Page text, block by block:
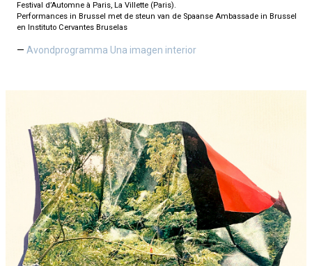
Festival d’Automne à Paris, La Villette (Paris).
Performances in Brussel met de steun van de Spaanse Ambassade in Brussel
en Instituto Cervantes Bruselas
Avondprogramma Una imagen interior